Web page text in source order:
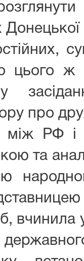
цього ж
про
між РФ і
та
вчинила